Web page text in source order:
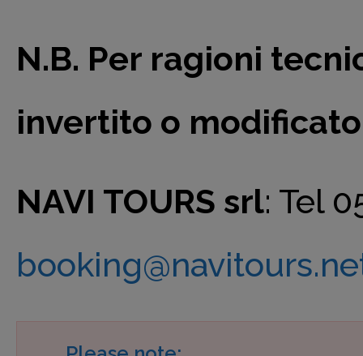
N.B. Per ragioni
invertito o
NAVI TOURS srl: Tel